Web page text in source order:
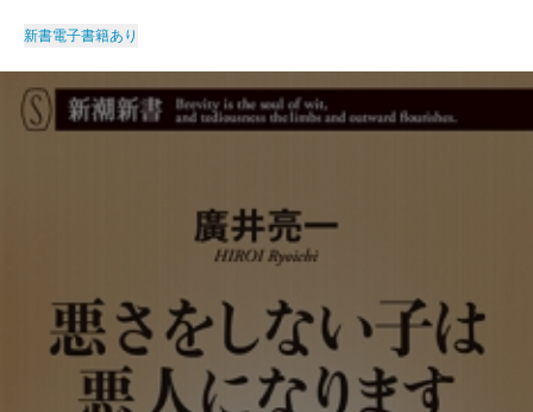
新書電子書籍あり